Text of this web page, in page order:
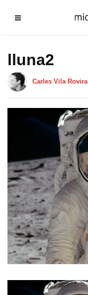
lluna2
Carles Vila Rovira